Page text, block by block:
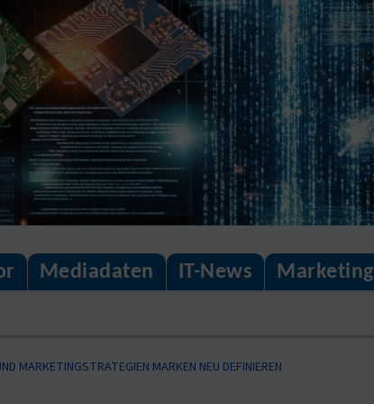
Mediadaten IT-News Marketing
MARKETINGSTRATEGIEN MARKEN NEU DEFINIEREN